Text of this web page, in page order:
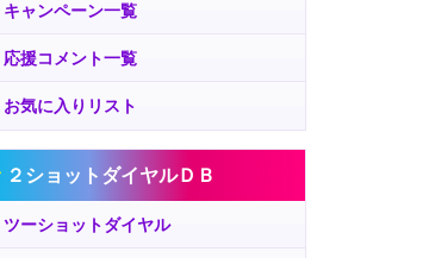
キャンペーン一覧
応援コメント一覧
お気に入りリスト
２ショットダイヤルＤＢ
ツーショットダイヤル